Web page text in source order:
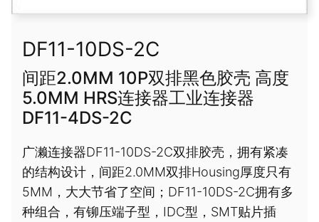
DF11-10DS-2C
间距2.0MM 10P双排黑色胶壳 高度
5.0MM HRS连接器工业连接器
DF11-4DS-2C
广濑连接器DF11-10DS-2C双排胶壳，拥有紧凑
的结构设计，间距2.0MM双排Housing厚度只有
5MM，大大节省了空间；DF11-10DS-2C拥有多
种组合，有铆压端子型，IDC型，SMT贴片插